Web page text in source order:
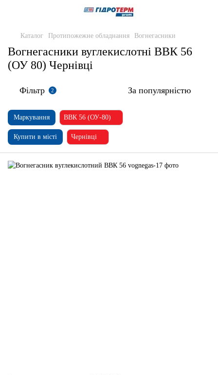
Каталог Протипожежне обладнання Вогнегасники
Вогнегасники вуглекислотні ВВК 56
(ОУ 80) Чернівці
Фільтр 2 За популярністю
Маркування ВВК 56 (ОУ-80)
Купити в місті Чернівці